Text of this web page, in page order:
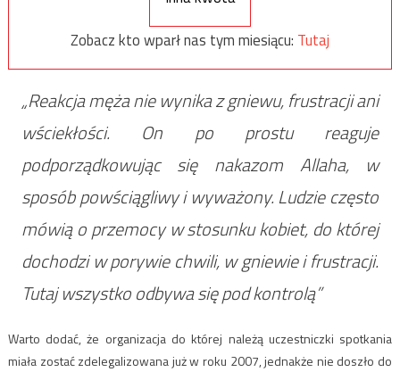
Zobacz kto wparł nas tym miesiącu: Tutaj
„Reakcja męża nie wynika z gniewu, frustracji ani
wściekłości. On po prostu reaguje
podporządkowując się nakazom Allaha, w
sposób powściągliwy i wyważony. Ludzie często
mówią o przemocy w stosunku kobiet, do której
dochodzi w porywie chwili, w gniewie i frustracji.
Tutaj wszystko odbywa się pod kontrolą”
Warto dodać, że organizacja do której należą uczestniczki spotkania
miała zostać zdelegalizowana już w roku 2007, jednakże nie doszło do